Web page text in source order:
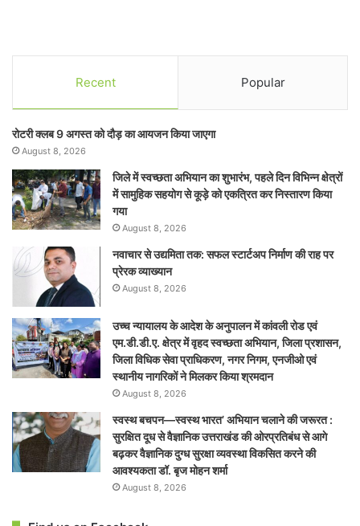
Recent Popular
रोटरी क्लब 9 अगस्त को दौड़ का आयजन किया जाएगा
August 8, 2026
जिले में स्वच्छता अभियान का शुभारंभ, पहले दिन विभिन्न क्षेत्रों
में सामुहिक सहयोग से कूड़े को एकत्रित कर निस्तारण किया
गया
August 8, 2026
नवाचार से उद्यमिता तक: सफल स्टार्टअप निर्माण की राह पर
प्रेरक व्याख्यान
August 8, 2026
उच्च न्यायालय के आदेश के अनुपालन में कांवली रोड एवं
एम.डी.डी.ए. क्षेत्र में वृहद स्वच्छता अभियान, जिला प्रशासन,
जिला विधिक सेवा प्राधिकरण, नगर निगम, एनजीओ एवं
स्थानीय नागरिकों ने मिलकर किया श्रमदान
August 8, 2026
स्वस्थ बचपन—स्वस्थ भारत’ अभियान चलाने की जरूरत :
सुरक्षित दूध से वैज्ञानिक उत्तराखंड की ओरप्रतिबंध से आगे
बढ़कर वैज्ञानिक दुग्ध सुरक्षा व्यवस्था विकसित करने की
आवश्यकता डॉ. बृज मोहन शर्मा
August 8, 2026